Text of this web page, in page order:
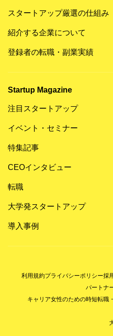
スタートアップ厳選の仕組み
紹介する企業について
登録者の転職・副業実績
Startup Magazine
注目スタートアップ
イベント・セミナー
特集記事
CEOインタビュー
転職
大学発スタートアップ
導入事例
利用規約プライバシーポリシー採
パートナ
キャリア女性のための時短転職